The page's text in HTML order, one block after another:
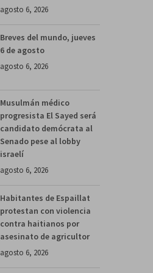
agosto 6, 2026
Breves del mundo, jueves
6 de agosto
agosto 6, 2026
Musulmán médico
progresista El Sayed será
candidato demócrata al
Senado pese al lobby
israelí
agosto 6, 2026
Habitantes de Espaillat
protestan con violencia
contra haitianos por
asesinato de agricultor
agosto 6, 2026